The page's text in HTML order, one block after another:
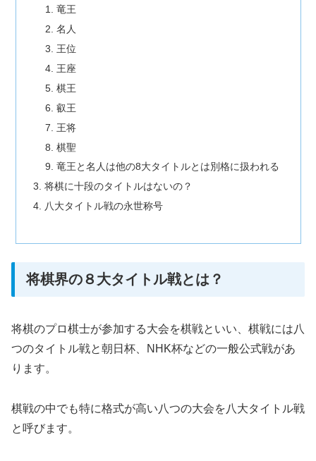
竜王
名人
王位
王座
棋王
叡王
王将
棋聖
竜王と名人は他の8大タイトルとは別格に扱われる
将棋に十段のタイトルはないの？
八大タイトル戦の永世称号
将棋界の８大タイトル戦とは？
将棋のプロ棋士が参加する大会を棋戦といい、棋戦には八
つのタイトル戦と朝日杯、NHK杯などの一般公式戦があ
ります。
棋戦の中でも特に格式が高い八つの大会を八大タイトル戦
と呼びます。